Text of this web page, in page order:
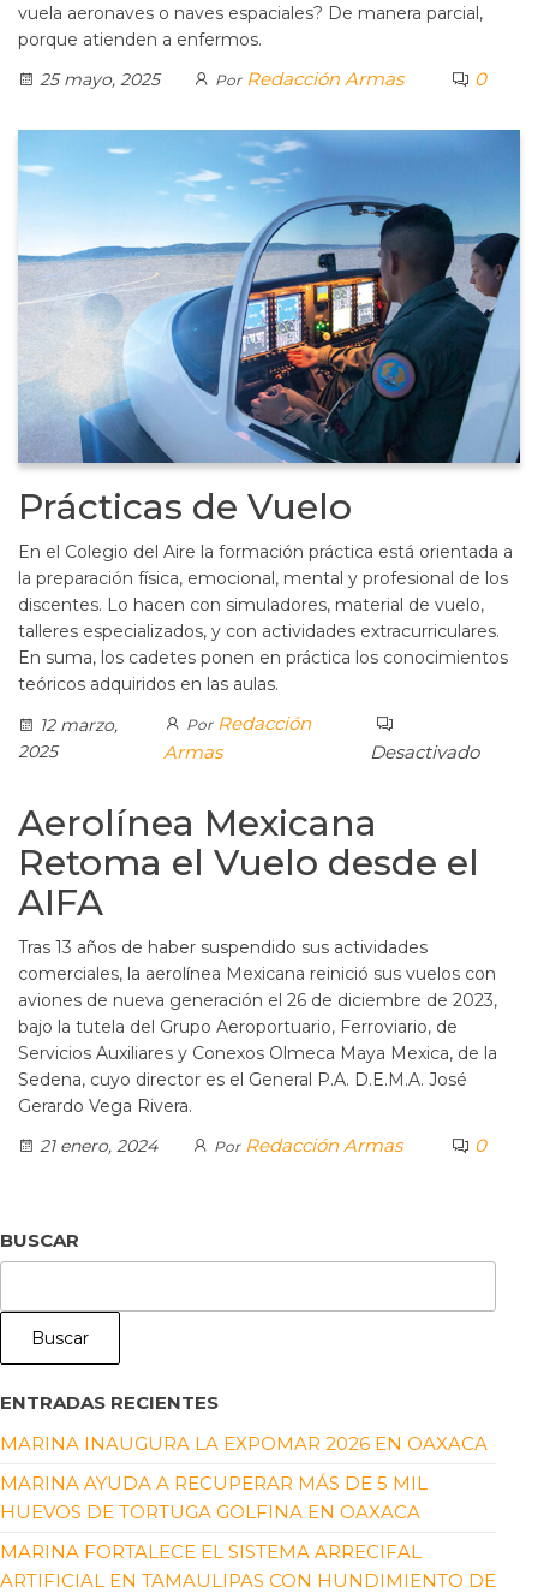
vuela aeronaves o naves espaciales? De manera parcial,
porque atienden a enfermos.
25 mayo, 2025
Por Redacción Armas 0
Prácticas de Vuelo
En el Colegio del Aire la formación práctica está orientada a
la preparación física, emocional, mental y profesional de los
discentes. Lo hacen con simuladores, material de vuelo,
talleres especializados, y con actividades extracurriculares.
En suma, los cadetes ponen en práctica los conocimientos
teóricos adquiridos en las aulas.
12 marzo,
2025
Por Redacción
Armas
Desactivado
Aerolínea Mexicana
Retoma el Vuelo desde el
AIFA
Tras 13 años de haber suspendido sus actividades
comerciales, la aerolínea Mexicana reinició sus vuelos con
aviones de nueva generación el 26 de diciembre de 2023,
bajo la tutela del Grupo Aeroportuario, Ferroviario, de
Servicios Auxiliares y Conexos Olmeca Maya Mexica, de la
Sedena, cuyo director es el General P.A. D.E.M.A. José
Gerardo Vega Rivera.
21 enero, 2024
Por Redacción Armas 0
BUSCAR
Buscar
ENTRADAS RECIENTES
MARINA INAUGURA LA EXPOMAR 2026 EN OAXACA
MARINA AYUDA A RECUPERAR MÁS DE 5 MIL
HUEVOS DE TORTUGA GOLFINA EN OAXACA
MARINA FORTALECE EL SISTEMA ARRECIFAL
ARTIFICIAL EN TAMAULIPAS CON HUNDIMIENTO DE